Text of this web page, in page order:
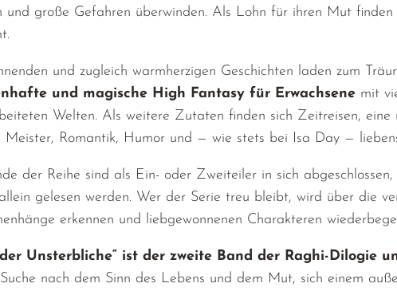
und große Gefahren überwinden. Als Lohn für ihren Mut
und zugleich warmherzigen Geschichten laden zum
und magische High Fantasy für Erwachsenemit
Welten. Als weitere Zutaten finden sich Zeitreisen, eine
Meister, Romantik, Humor und — wie stets bei Isa Day —
der Reihe sind als Ein- oder Zweiteiler in sich
gelesen werden. Wer der Serie treu bleibt, wird über die
erkennen und liebgewonnenen Charakteren
Unsterbliche“ ist der zweite Band der Raghi-Dilogie
nach dem Sinn des Lebens und dem Mut, sich einem